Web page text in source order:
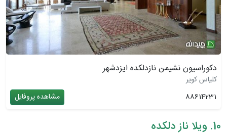
دکوراسیون نشیمن نازدلکده ایزدشهر
کلیاس کویر
88614231
مشاهده پروفایل
10. ویلا ناز دلکده